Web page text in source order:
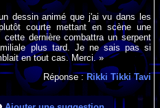
dessin animé que j'ai vu dans les
courte mettant en scène une
dernière combattra un serpent
plus tard. Je ne sais pas si
en tout cas. Merci. »
Réponse :Rikki Tikki Tavi